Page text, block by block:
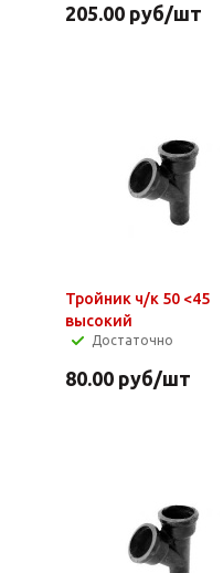
205.00руб/шт
Тройник ч/к 50 <45
высокий
Достаточно
80.00руб/шт